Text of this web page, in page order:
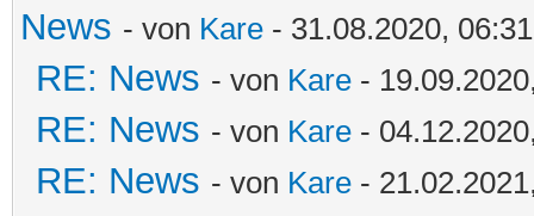
News - von Kare - 31.08.2020, 06:31
RE: News - von Kare -
RE: News - von Kare -
RE: News - von Kare -